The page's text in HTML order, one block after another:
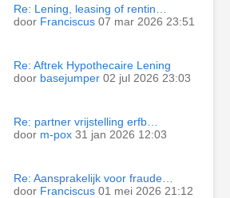
Re: Lening, leasing of rentin…
door Franciscus 07 mar 2026 23:51
Re: Aftrek Hypothecaire Lening
door basejumper 02 jul 2026 23:03
Re: partner vrijstelling erfb…
door m-pox 31 jan 2026 12:03
Re: Aansprakelijk voor fraude…
door Franciscus 01 mei 2026 21:12